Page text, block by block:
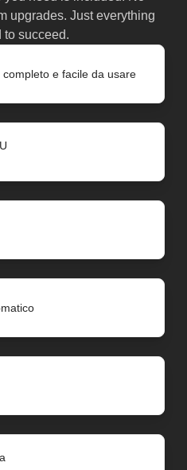
upgrades. Just everything
to succeed.
e facile da usare